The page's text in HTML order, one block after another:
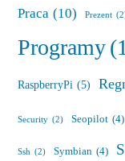
Praca (10) Prezent
Programy
RaspberryPi (5)
Security (2) Seopilot (4)
Ssh (2) Symbian (4)